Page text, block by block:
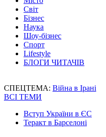
Світ
Бізнес
Наука
Шоу-бізнес
Спорт
Lifestyle
БЛОГИ ЧИТАЧІВ
СПЕЦТЕМА: Війна в Ірані
ВСІ ТЕМИ
Вступ України в ЄС
Теракт в Барселоні